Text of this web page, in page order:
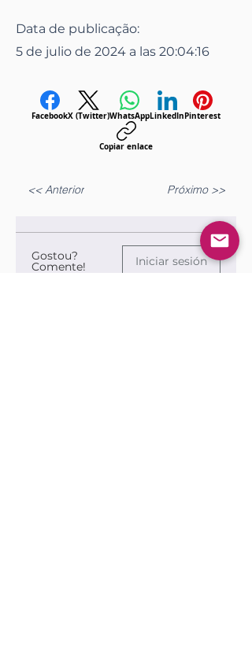
Data de publicação:
5 de julio de 2024 a las 20:04:16
FacebookX (Twitter)WhatsAppLinkedInPinterest
Copiar enlace
<< Anterior Próximo >>
Gostou?
Comente! Iniciar sesión